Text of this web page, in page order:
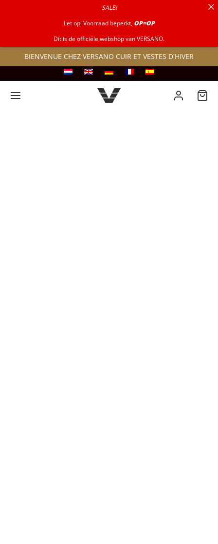
BIENVENUE CHEZ VERSANO CUIR ET VESTES D'HIVER
SALE!
Let op! Voorraad beperkt, OP=OP
Dit is de officiële webshop van VERSANO.